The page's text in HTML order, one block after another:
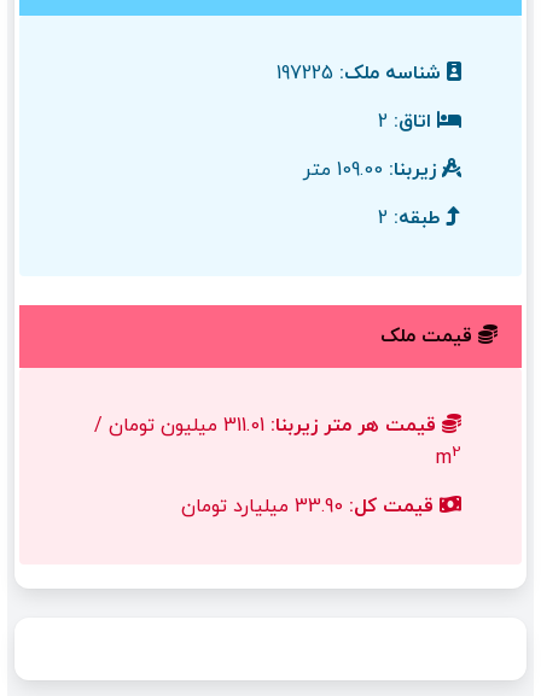
شناسه ملک:
اتاق:
زیربنا:
طبقه:
قیمت ملک
قیمت هر متر زیربنا:
311.01 میلیون تومان /
m2
قیمت کل: